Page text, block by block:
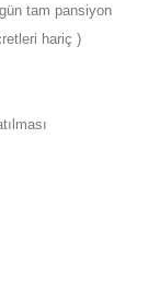
tam pansiyon
hariç )